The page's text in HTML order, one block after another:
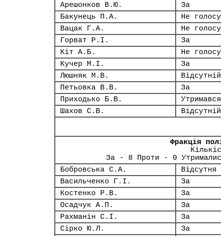
Арешонков В.Ю.
За
Бакунець П.А.
Не
Вацак Г.А.
Не
Горват Р.І.
За
Кіт А.Б.
Не
Кучер М.І.
За
Люшняк М.В.
Відсутній
Петьовка В.В.
За
Приходько Б.В.
Утримався
Шахов С.В.
Відсутній
Фракція
За - 8 Проти - 0
Бобровська С.А.
Відсутня
Васильченко Г.І.
За
Костенко Р.В.
За
Осадчук А.П.
За
Рахманін С.І.
За
Сірко Ю.Л.
За